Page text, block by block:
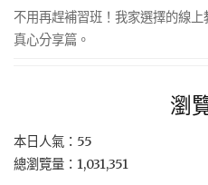
不用再趕補習班！我家選擇的線
真心分享篇。
瀏
本日人氣：55
總瀏覽量：1,031,351